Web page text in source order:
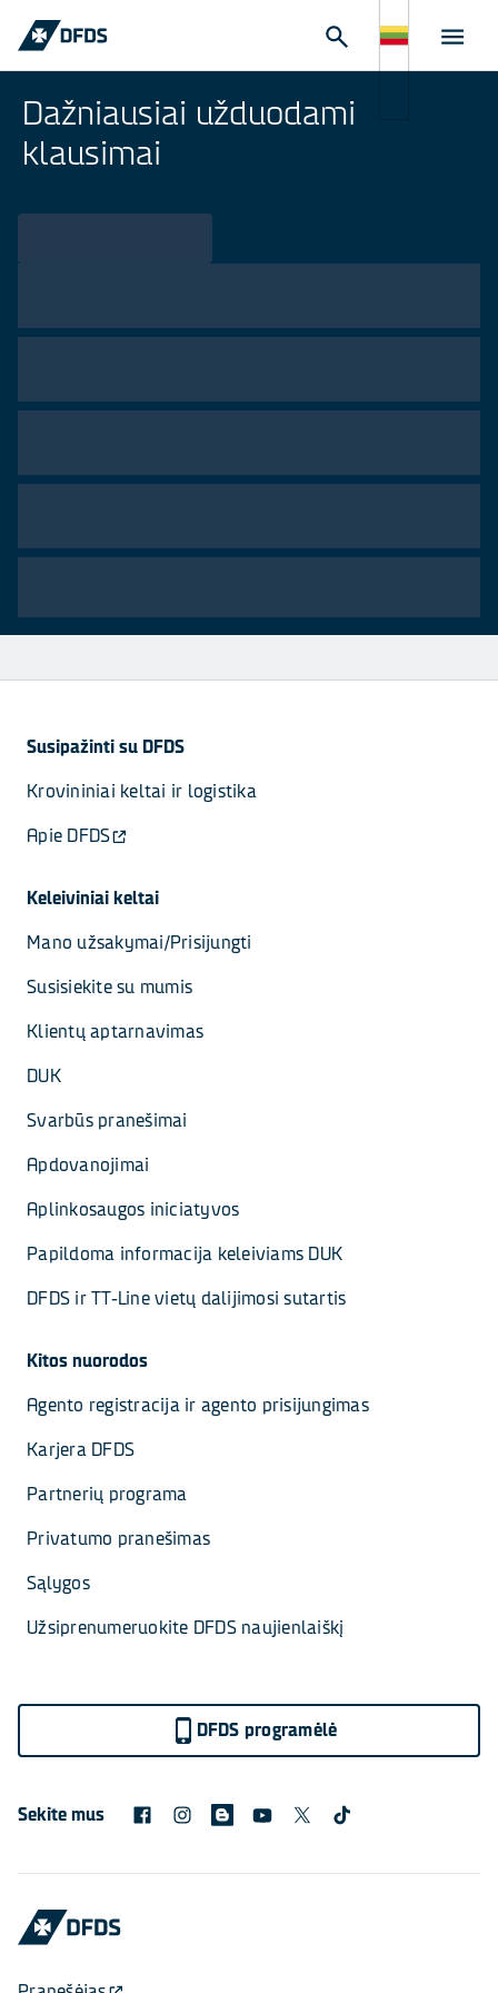
Dažniausiai užduodami
klausimai
Susipažinti su DFDS
Krovininiai keltai ir logistika
Apie DFDS
Keleiviniai keltai
Mano užsakymai/Prisijungti
Susisiekite su mumis
Klientų aptarnavimas
DUK
Svarbūs pranešimai
Apdovanojimai
Aplinkosaugos iniciatyvos
Papildoma informacija keleiviams DUK
DFDS ir TT-Line vietų dalijimosi sutartis
Kitos nuorodos
Agento registracija ir agento prisijungimas
Karjera DFDS
Partnerių programa
Privatumo pranešimas
Sąlygos
Užsiprenumeruokite DFDS naujienlaiškį
DFDS programėlė
Sekite mus